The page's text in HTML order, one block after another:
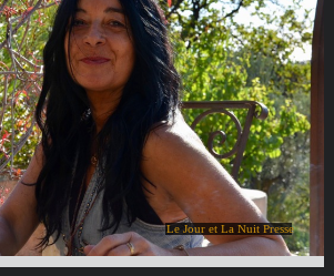
Le Jour et La Nuit Presse